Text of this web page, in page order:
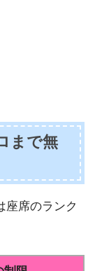
まで無
座席のランク